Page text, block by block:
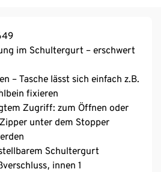
im Schultergurt – erschwert
– Tasche lässt sich einfach z.B.
fixieren
Zugriff: zum Öffnen oder
unter dem Stopper
Schultergurt
innen 1